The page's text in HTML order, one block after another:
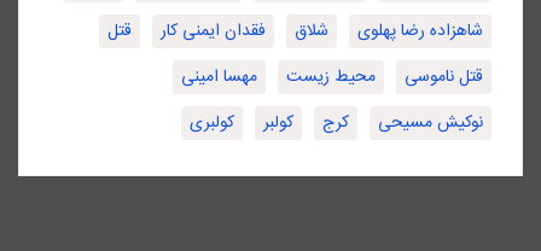
شاهزاده رضا پهلوی
شلاق فقدان ایمنی کار
قتل
قتل ناموسی
محیط زیست
مهسا امینی
نوکیش مسیحی
کرج کولبر کولبری